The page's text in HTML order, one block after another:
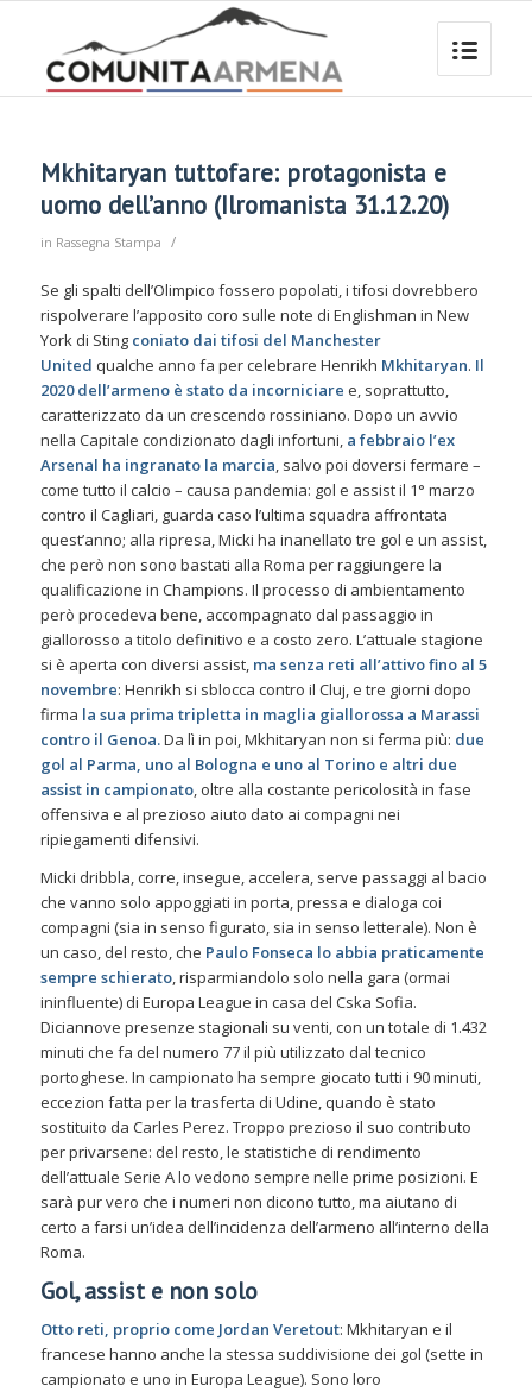
Mkhitaryan tuttofare: protagonista e
uomo dell’anno (Ilromanista 31.12.20)
in Rassegna Stampa /
Se gli spalti dell’Olimpico fossero popolati, i tifosi dovrebbero
rispolverare l’apposito coro sulle note di Englishman in New
York di Sting coniato dai tifosi del Manchester
United qualche anno fa per celebrare Henrikh Mkhitaryan. Il
2020 dell’armeno è stato da incorniciare e, soprattutto,
caratterizzato da un crescendo rossiniano. Dopo un avvio
nella Capitale condizionato dagli infortuni, a febbraio l’ex
Arsenal ha ingranato la marcia, salvo poi doversi fermare –
come tutto il calcio – causa pandemia: gol e assist il 1° marzo
contro il Cagliari, guarda caso l’ultima squadra affrontata
quest’anno; alla ripresa, Micki ha inanellato tre gol e un assist,
che però non sono bastati alla Roma per raggiungere la
qualificazione in Champions. Il processo di ambientamento
però procedeva bene, accompagnato dal passaggio in
giallorosso a titolo definitivo e a costo zero. L’attuale stagione
si è aperta con diversi assist, ma senza reti all’attivo fino al 5
novembre: Henrikh si sblocca contro il Cluj, e tre giorni dopo
firma la sua prima tripletta in maglia giallorossa a Marassi
contro il Genoa.Da lì in poi, Mkhitaryan non si ferma più: due
gol al Parma, uno al Bologna e uno al Torino e altri due
assist in campionato, oltre alla costante pericolosità in fase
offensiva e al prezioso aiuto dato ai compagni nei
ripiegamenti difensivi.
Micki dribbla, corre, insegue, accelera, serve passaggi al bacio
che vanno solo appoggiati in porta, pressa e dialoga coi
compagni (sia in senso figurato, sia in senso letterale). Non è
un caso, del resto, che Paulo Fonseca lo abbia praticamente
sempre schierato, risparmiandolo solo nella gara (ormai
ininfluente) di Europa League in casa del Cska Sofia.
Diciannove presenze stagionali su venti, con un totale di 1.432
minuti che fa del numero 77 il più utilizzato dal tecnico
portoghese. In campionato ha sempre giocato tutti i 90 minuti,
eccezion fatta per la trasferta di Udine, quando è stato
sostituito da Carles Perez. Troppo prezioso il suo contributo
per privarsene: del resto, le statistiche di rendimento
dell’attuale Serie A lo vedono sempre nelle prime posizioni. E
sarà pur vero che i numeri non dicono tutto, ma aiutano di
certo a farsi un’idea dell’incidenza dell’armeno all’interno della
Roma.
Gol, assist e non solo
Otto reti, proprio come Jordan Veretout: Mkhitaryan e il
francese hanno anche la stessa suddivisione dei gol (sette in
campionato e uno in Europa League). Sono loro